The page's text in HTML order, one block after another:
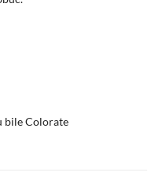
bile Colorate